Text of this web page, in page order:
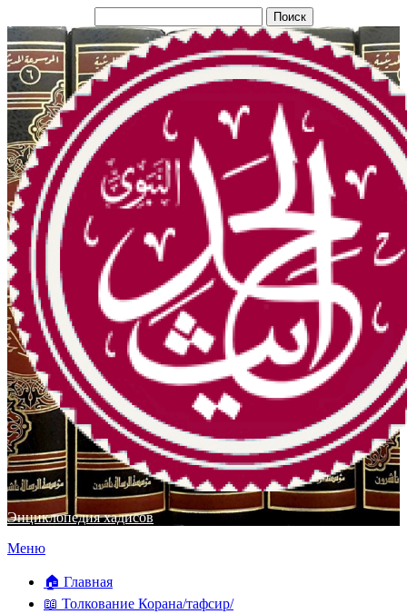
Энциклопедия хадисов
Перейти
содержимому
Меню
🏠 Главная
📖 Толкование Корана/тафсир/